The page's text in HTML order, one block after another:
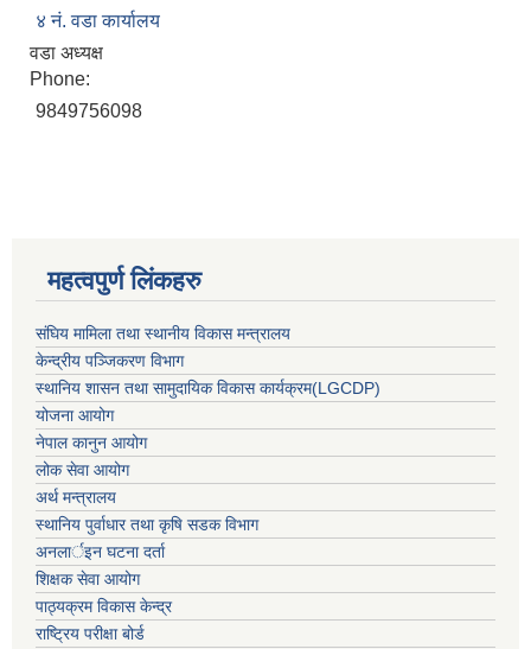
४ नं. वडा कार्यालय
वडा अध्यक्ष
Phone:
9849756098
महत्वपुर्ण लिंकहरु
संघिय मामिला तथा स्थानीय विकास मन्त्रालय
केन्द्रीय पञ्जिकरण विभाग
स्थानिय शासन तथा सामुदायिक विकास कार्यक्रम(LGCDP)
योजना आयोग
नेपाल कानुन आयोग
लोक सेवा आयोग
अर्थ मन्त्रालय
स्थानिय पुर्वाधार तथा कृषि सडक विभाग
अनलार्इन घटना दर्ता
शिक्षक सेवा आयोग
पाठ्यक्रम विकास केन्द्र
राष्ट्रिय परीक्षा बोर्ड